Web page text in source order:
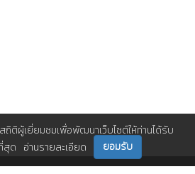
สถิติผู้เยี่ยมชมเพื่อพัฒนาเว็บไซต์ให้ท่านได้รับ
สุด อ่านรายละเอียด ยอมรับ